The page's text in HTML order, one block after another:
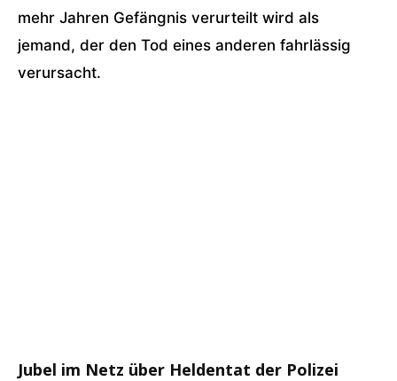
mehr Jahren Gefängnis verurteilt wird als
jemand, der den Tod eines anderen fahrlässig
verursacht.
Jubel im Netz über Heldentat der Polizei